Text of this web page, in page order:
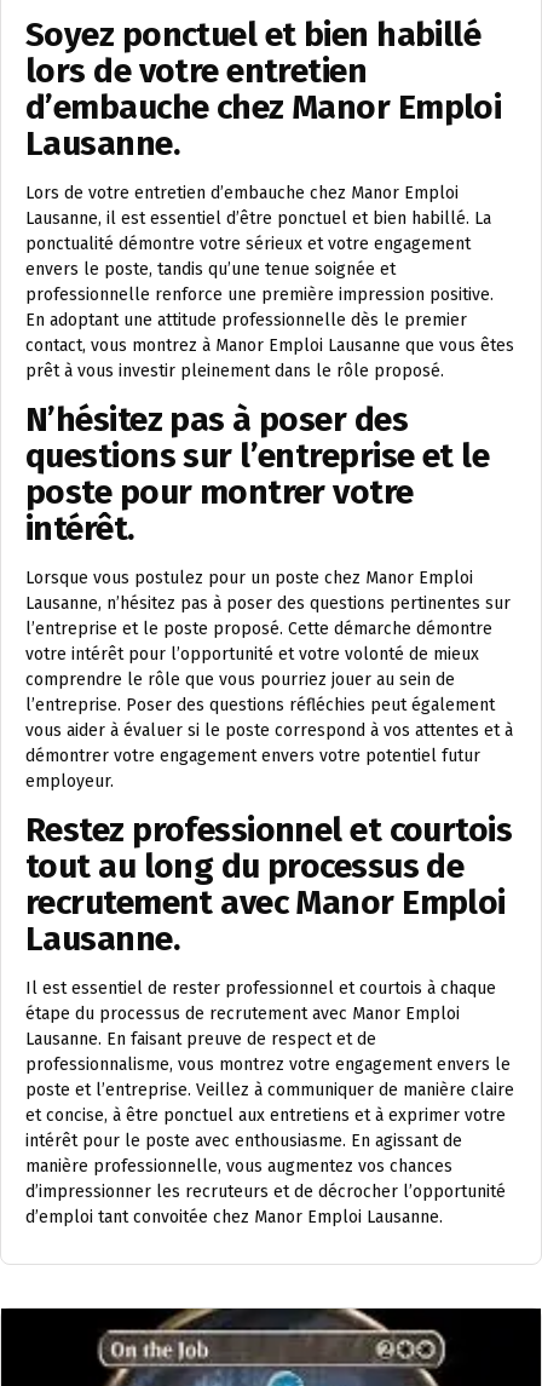
Soyez ponctuel et bien habillé
lors de votre entretien
d’embauche chez Manor Emploi
Lausanne.
Lors de votre entretien d’embauche chez Manor Emploi
Lausanne, il est essentiel d’être ponctuel et bien habillé. La
ponctualité démontre votre sérieux et votre engagement
envers le poste, tandis qu’une tenue soignée et
professionnelle renforce une première impression positive.
En adoptant une attitude professionnelle dès le premier
contact, vous montrez à Manor Emploi Lausanne que vous êtes
prêt à vous investir pleinement dans le rôle proposé.
N’hésitez pas à poser des
questions sur l’entreprise et le
poste pour montrer votre
intérêt.
Lorsque vous postulez pour un poste chez Manor Emploi
Lausanne, n’hésitez pas à poser des questions pertinentes sur
l’entreprise et le poste proposé. Cette démarche démontre
votre intérêt pour l’opportunité et votre volonté de mieux
comprendre le rôle que vous pourriez jouer au sein de
l’entreprise. Poser des questions réfléchies peut également
vous aider à évaluer si le poste correspond à vos attentes et à
démontrer votre engagement envers votre potentiel futur
employeur.
Restez professionnel et courtois
tout au long du processus de
recrutement avec Manor Emploi
Lausanne.
Il est essentiel de rester professionnel et courtois à chaque
étape du processus de recrutement avec Manor Emploi
Lausanne. En faisant preuve de respect et de
professionnalisme, vous montrez votre engagement envers le
poste et l’entreprise. Veillez à communiquer de manière claire
et concise, à être ponctuel aux entretiens et à exprimer votre
intérêt pour le poste avec enthousiasme. En agissant de
manière professionnelle, vous augmentez vos chances
d’impressionner les recruteurs et de décrocher l’opportunité
d’emploi tant convoitée chez Manor Emploi Lausanne.